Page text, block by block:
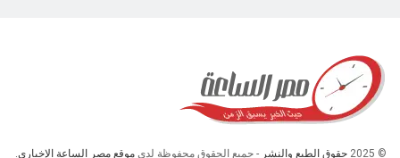
© 2025 حقوق الطبع والنشر - جميع الحقوق محفوظة لدى موقع مصر الساعة الإخباري.